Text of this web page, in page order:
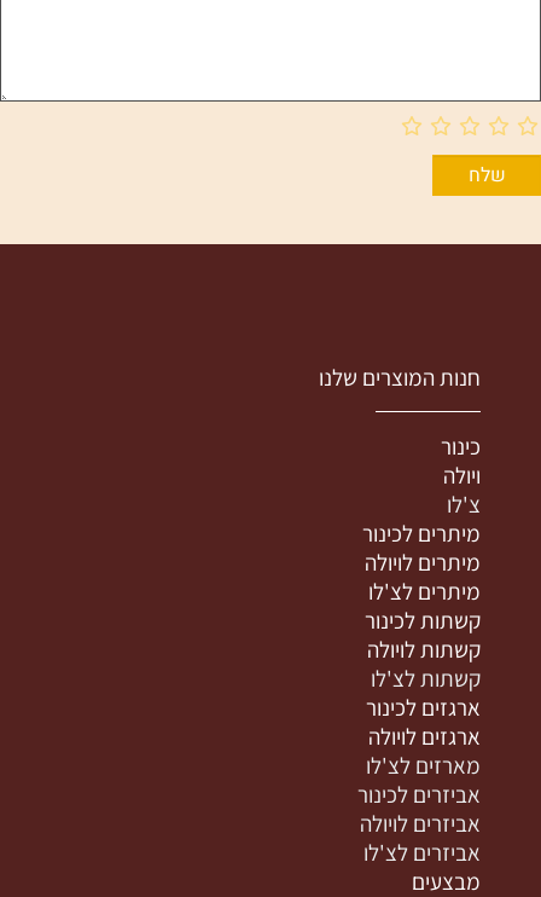
חנות המוצרים שלנו
כינור
ויולה
צ'לו
מיתרים לכינור
מיתרים לויולה
מיתרים לצ'לו
קשתות לכינור
קשתות לויולה
קשתות לצ'לו
ארגזים לכינור
ארגזים לויולה
מארזים לצ'לו
אביזרים לכינור
אביזרים לויולה
אביזרים לצ'לו
מבצעים